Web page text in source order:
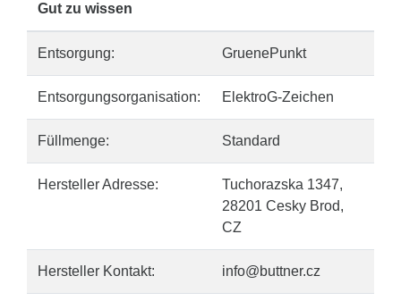
Gut zu wissen
Entsorgung: GruenePunkt
Entsorgungsorganisation: ElektroG-Zeichen
Füllmenge: Standard
Hersteller Adresse:
Tuchorazska 1347,
28201 Cesky Brod,
CZ
Hersteller Kontakt: info@buttner.cz